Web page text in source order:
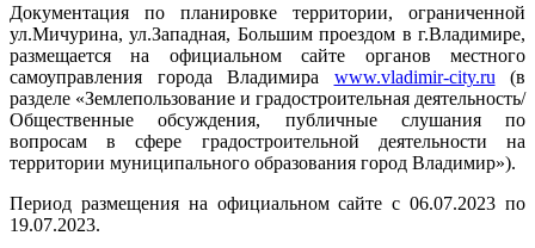
Документация по планировке территории, ограниченной
ул.Мичурина, ул.Западная, Большим проездом в г.Владимире,
размещается на официальном сайте органов местного
самоуправления города Владимира www.vladimir-city.ru (в
разделе «Землепользование и градостроительная деятельность/
Общественные обсуждения, публичные слушания по
вопросам в сфере градостроительной деятельности на
территории муниципального образования город Владимир»).
Период размещения на официальном сайте с 06.07.2023 по
19.07.2023.